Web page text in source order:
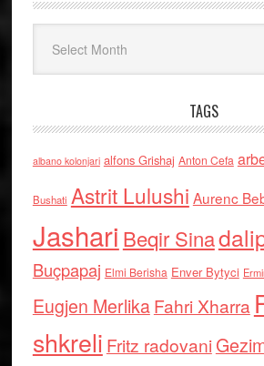
TAGS
albano kolonjari alfons Grishaj Anton Cefa
Bushati Astrit Lulushi Aurenc
Jashari Beqir Sina
Buçpapaj Elmi Berisha Enver Bytyci
Eugjen MerlikaFahri Xharra
shkreli Fritz radovani